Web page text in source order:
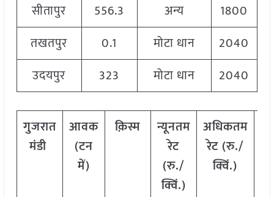
सीतापुर
556.3 अन्य 1800
तखतपुर
0.1 मोटा धान 2040
उदयपुर
323 मोटा धान 2040
गुजरात
मंडी
आवक
(टन
में)
क़िस्म
न्यूनतम
रेट
(रु./
क्विं.)
अधिकतम
रेट (रु./
क्विं.)